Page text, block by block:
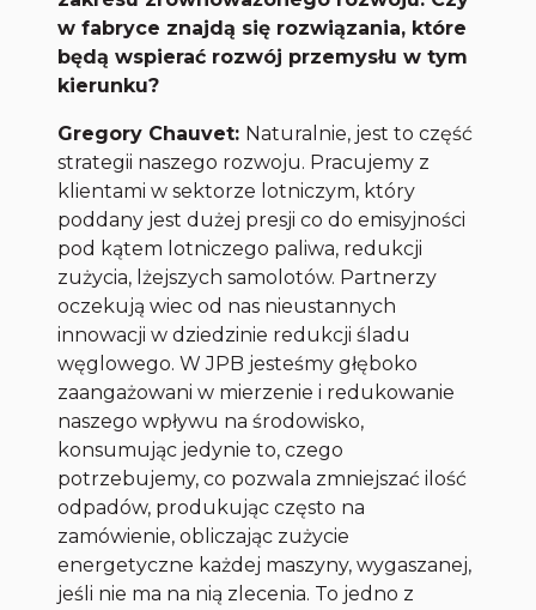
w fabryce znajdą się rozwiązania, które
będą wspierać rozwój przemysłu w tym
kierunku?
Gregory Chauvet: Naturalnie, jest to część
strategii naszego rozwoju. Pracujemy z
klientami w sektorze lotniczym, który
poddany jest dużej presji co do emisyjności
pod kątem lotniczego paliwa, redukcji
zużycia, lżejszych samolotów. Partnerzy
oczekują wiec od nas nieustannych
innowacji w dziedzinie redukcji śladu
węglowego. W JPB jesteśmy głęboko
zaangażowani w mierzenie i redukowanie
naszego wpływu na środowisko,
konsumując jedynie to, czego
potrzebujemy, co pozwala zmniejszać ilość
odpadów, produkując często na
zamówienie, obliczając zużycie
energetyczne każdej maszyny, wygaszanej,
jeśli nie ma na nią zlecenia. To jedno z